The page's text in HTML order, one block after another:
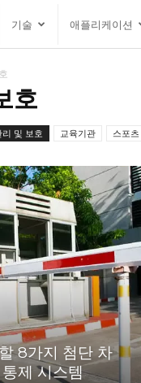
기술 애플리케이션
호
및 보호 교육기관 스포츠
8가지 첨단 차
제 시스템